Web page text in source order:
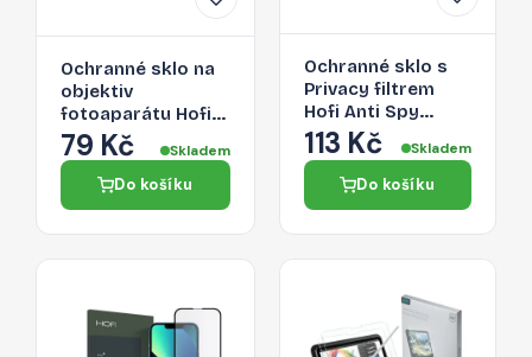
Ochranné sklo na
objektiv
fotoaparátu Hofi
Cam Pro+ Apple
iPhone 13 mini/13 -
79 Kč Skladem
Do košíku
Ochranné sklo s
Privacy filtrem
Hofi Anti Spy
Glass Pro+ pro
Apple iPhone 13
mini
113 Kč Skladem
Do košíku